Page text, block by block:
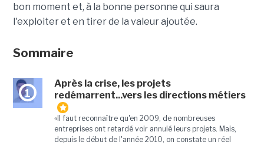
bon moment et, à la bonne personne qui saura
l'exploiter et en tirer de la valeur ajoutée.
Sommaire
1
Après la crise, les projets
redémarrent...vers les directions métiers
«Il faut reconnaître qu'en 2009, de nombreuses
entreprises ont retardé voir annulé leurs projets. Mais,
depuis le début de l'année 2010, on constate un réel